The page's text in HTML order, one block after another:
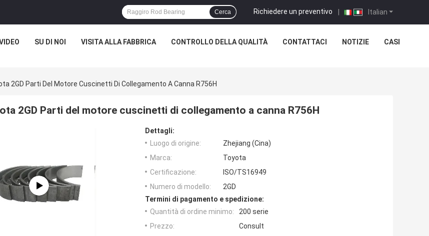
Italian
Richiedere un preventivo |
Cerca
SU DI NOI VISITA ALLA FABBRICA CONTROLLO DELLA QUALITÀ CONTATTACI NOTIZIE CASI
2GD Parti Del Motore Cuscinetti Di Collegamento A Canna R756H
2GD Parti del motore cuscinetti di collegamento a canna R756H
Dettagli:
Luogo di origine:
Zhejiang (Cina)
Marca:
Toyota
Certificazione:
ISO/TS16949
Numero di modello:
2GD
Termini di pagamento e spedizione:
Quantità di ordine minimo:
200 serie
Prezzo:
Consult